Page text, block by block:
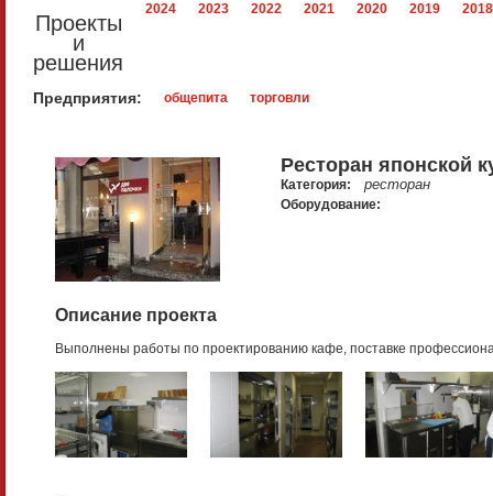
Проекты
и
решения
2024 2023 2022 2021 2020 2019 2018
Предприятия: общепита торговли
Ресторан японской
Категория: ресторан
Оборудование:
Описание проекта
Выполнены работы по проектированию кафе, поставке